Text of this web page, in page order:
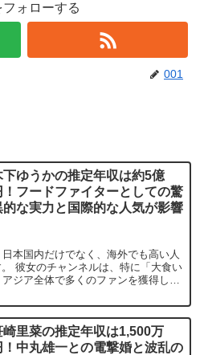
ォローする
001
下ゆうかの推定年収は約5億
！フードファイターとしての驚
的な実力と国際的な人気が影響
本国内だけでなく、海外でも高い人
彼女のチャンネルは、特に「大食い
ジア全体で多くのファンを獲得して
崎里菜の推定年収は1,500万
！中丸雄一との電撃婚と波乱の